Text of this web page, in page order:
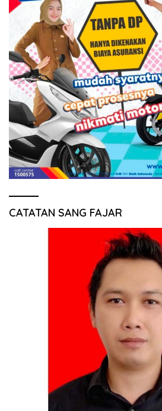
CATATAN SANG FAJAR